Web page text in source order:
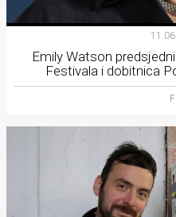
Emily Watson
Festivala i dobitnica